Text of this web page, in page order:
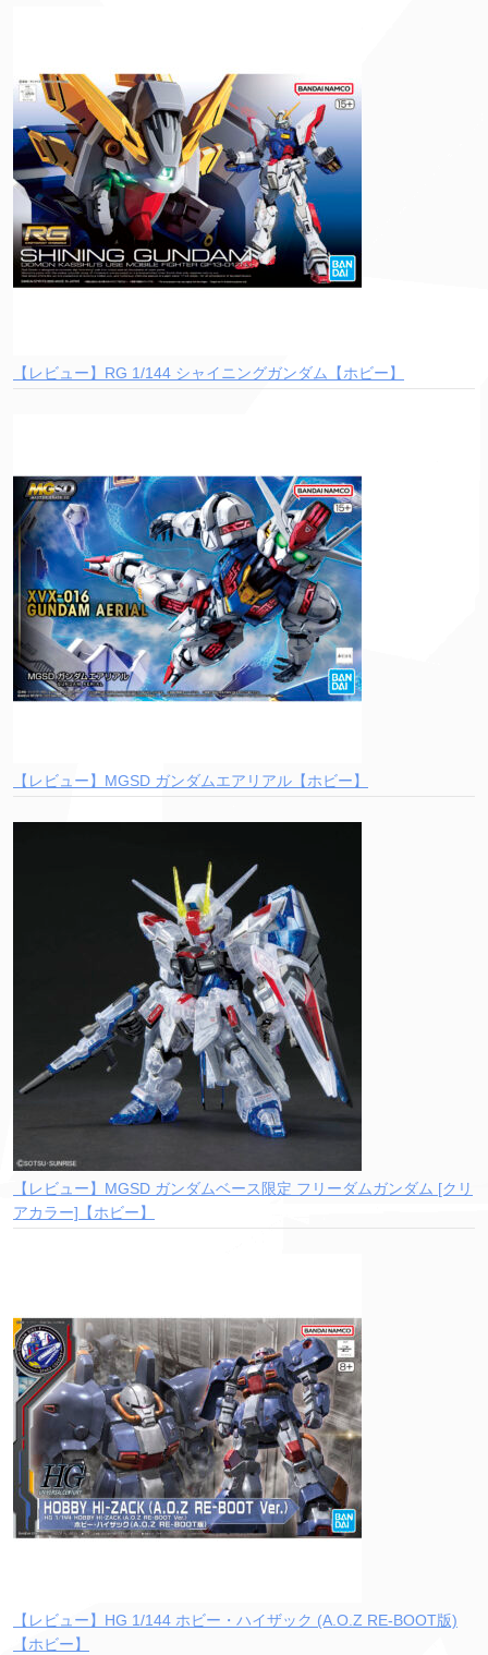
【レビュー】RG 1/144 シャイニングガンダム【ホビー】
【レビュー】MGSD ガンダムエアリアル【ホビー】
【レビュー】MGSD ガンダムベース限定 フリーダムガンダム [クリ
アカラー]【ホビー】
【レビュー】HG 1/144 ホビー・ハイザック (A.O.Z RE-BOOT版)
【ホビー】